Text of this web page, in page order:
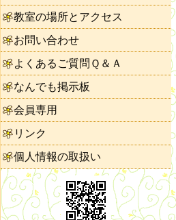
教室の場所とアクセス
お問い合わせ
よくあるご質問Ｑ＆Ａ
なんでも掲示板
会員専用
リンク
個人情報の取扱い